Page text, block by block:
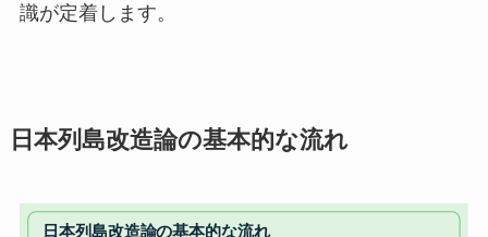
識が定着します。
日本列島改造論の基本的な流れ